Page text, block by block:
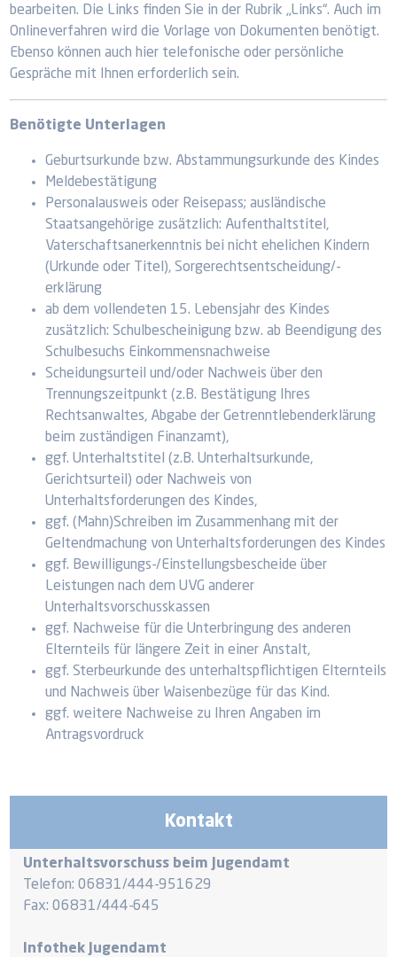
bearbeiten. Die Links finden Sie in der Rubrik „Links“. Auch im
Onlineverfahren wird die Vorlage von Dokumenten benötigt.
Ebenso können auch hier telefonische oder persönliche
Gespräche mit Ihnen erforderlich sein.
Benötigte Unterlagen
Geburtsurkunde bzw. Abstammungsurkunde des Kindes
Meldebestätigung
Personalausweis oder Reisepass; ausländische
Staatsangehörige zusätzlich: Aufenthaltstitel,
Vaterschaftsanerkenntnis bei nicht ehelichen Kindern
(Urkunde oder Titel), Sorgerechtsentscheidung/-
erklärung
ab dem vollendeten 15. Lebensjahr des Kindes
zusätzlich: Schulbescheinigung bzw. ab Beendigung des
Schulbesuchs Einkommensnachweise
Scheidungsurteil und/oder Nachweis über den
Trennungszeitpunkt (z.B. Bestätigung Ihres
Rechtsanwaltes, Abgabe der Getrenntlebenderklärung
beim zuständigen Finanzamt),
ggf. Unterhaltstitel (z.B. Unterhaltsurkunde,
Gerichtsurteil) oder Nachweis von
Unterhaltsforderungen des Kindes,
ggf. (Mahn)Schreiben im Zusammenhang mit der
Geltendmachung von Unterhaltsforderungen des Kindes
ggf. Bewilligungs-/Einstellungsbescheide über
Leistungen nach dem UVG anderer
Unterhaltsvorschusskassen
ggf. Nachweise für die Unterbringung des anderen
Elternteils für längere Zeit in einer Anstalt,
ggf. Sterbeurkunde des unterhaltspflichtigen Elternteils
und Nachweis über Waisenbezüge für das Kind.
ggf. weitere Nachweise zu Ihren Angaben im
Antragsvordruck
Kontakt
Unterhaltsvorschuss beim Jugendamt
Telefon: 06831/444-951629
Fax: 06831/444-645
Infothek Jugendamt